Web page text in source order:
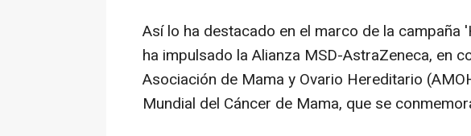
Así lo ha destacado en el marco de la campaña
ha impulsado la Alianza MSD-AstraZeneca, en
Asociación de Mama y Ovario Hereditario
Mundial del Cáncer de Mama, que se